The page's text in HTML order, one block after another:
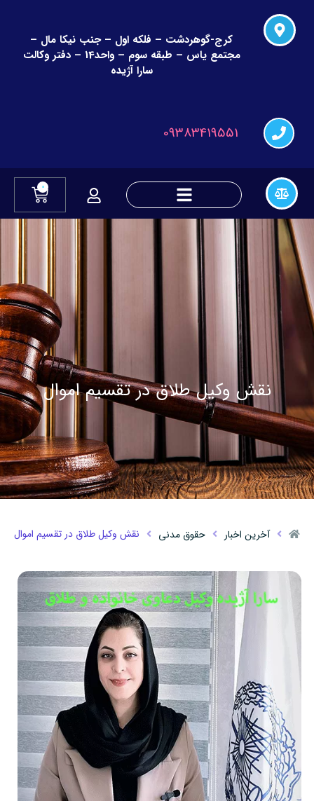
کرج-گوهردشت – فلکه اول – جنب نیکا مال –
مجتمع یاس – طبقه سوم – واحد14 – دفتر وکالت
سارا آژیده
09383419551
0
نقش وکیل طلاق در تقسیم اموال
آخرین اخبار حقوق مدنی نقش وکیل طلاق در تقسیم اموال